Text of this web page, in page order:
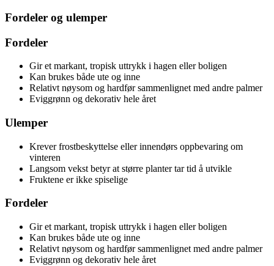
Fordeler og ulemper
Fordeler
Gir et markant, tropisk uttrykk i hagen eller boligen
Kan brukes både ute og inne
Relativt nøysom og hardfør sammenlignet med andre palmer
Eviggrønn og dekorativ hele året
Ulemper
Krever frostbeskyttelse eller innendørs oppbevaring om
vinteren
Langsom vekst betyr at større planter tar tid å utvikle
Fruktene er ikke spiselige
Fordeler
Gir et markant, tropisk uttrykk i hagen eller boligen
Kan brukes både ute og inne
Relativt nøysom og hardfør sammenlignet med andre palmer
Eviggrønn og dekorativ hele året